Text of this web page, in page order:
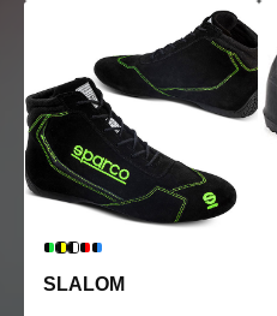
SLALOM